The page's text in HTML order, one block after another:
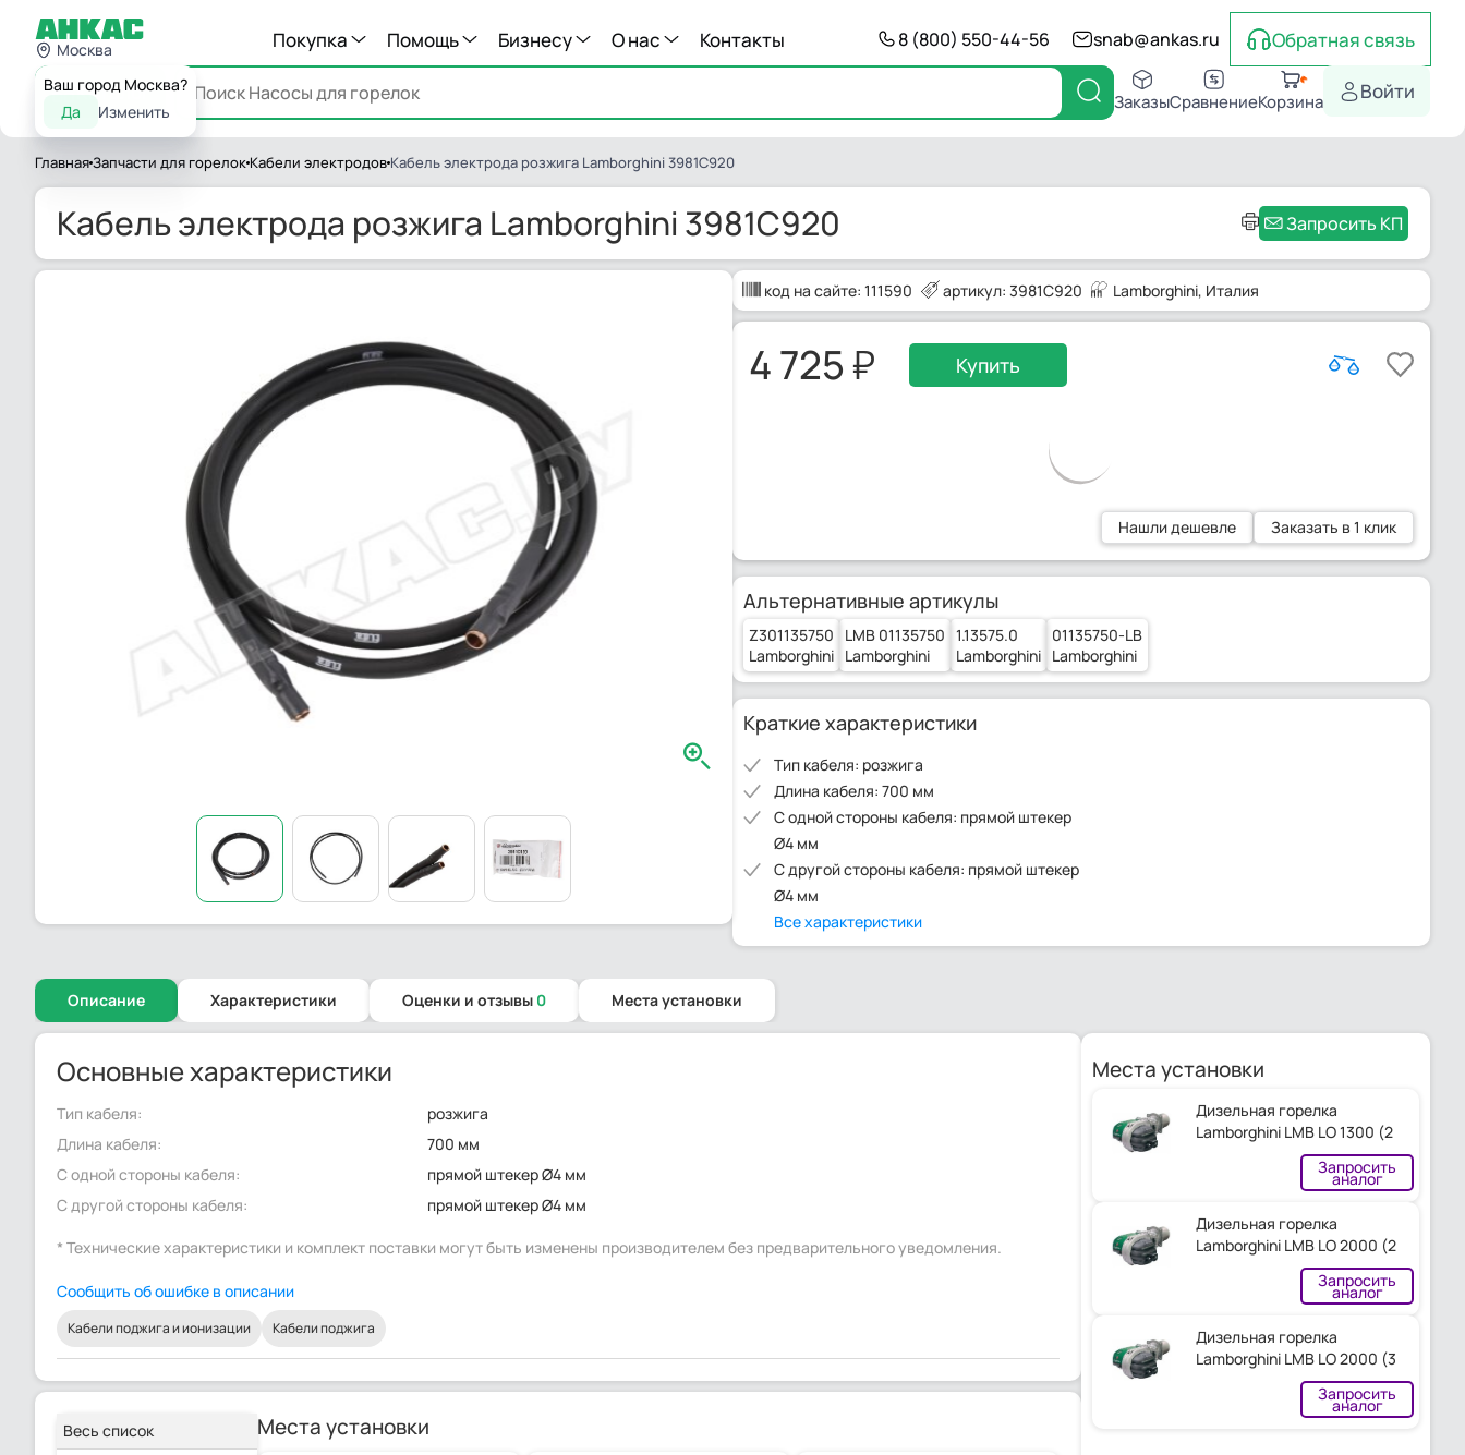
Москва
Ваш город Москва?
Да
Изменить
Покупка Помощь Бизнесу О нас Контакты 8 (800) 550-44-56 snab@ankas.ru Обратная связь
Каталог ЗаказыСравнениеКорзина Войти
ГлавнаяЗапчасти для горелок Кабели электродов Кабель электрода розжига Lamborghini 3981C920
Кабель электрода розжига Lamborghini 3981C920 Запросить КП
код на сайте: 111590 артикул: 3981C920 Lamborghini, Италия
4 725 Купить
Нашли дешевле Заказать в 1 клик
Альтернативные артикулы
Z301135750
Lamborghini
LMB 01135750
Lamborghini
1.13575.0
Lamborghini
01135750-LB
Lamborghini
Краткие характеристики
Тип кабеля: розжига
Длина кабеля: 700 мм
С одной стороны кабеля: прямой штекер
Ø4 мм
С другой стороны кабеля: прямой штекер
Ø4 мм
Все характеристики
Описание Характеристики Оценки и отзывы 0 Места установки
Основные характеристики
Тип кабеля:
розжига
Длина кабеля:
700 мм
С одной стороны кабеля:
прямой штекер Ø4 мм
С другой стороны кабеля:
прямой штекер Ø4 мм
* Технические характеристики и комплект поставки могут быть изменены производителем без предварительного уведомления.
Сообщить об ошибке в описании
Кабели поджига и ионизации Кабели поджига
Весь список
Места установки
Места установки
Дизельная горелка
Lamborghini LMB LO 1300 (2
Запросить
аналог
Дизельная горелка
Lamborghini LMB LO 2000 (2
Запросить
аналог
Дизельная горелка
Lamborghini LMB LO 2000 (3
Запросить
аналог